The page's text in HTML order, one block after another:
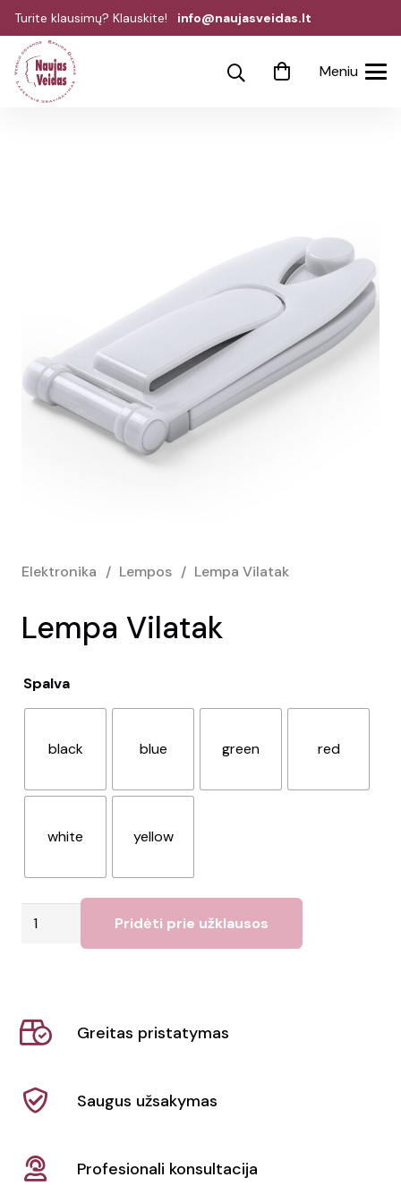
Turite klausimų? Klauskite! info@naujasveidas.lt
Meniu
Elektronika / Lempos / Lempa Vilatak
Lempa Vilatak
Spalva
black blue green red
white yellow
produkto
Pridėti prie užklausos
Greitas pristatymas
Saugus užsakymas
Profesionali konsultacija